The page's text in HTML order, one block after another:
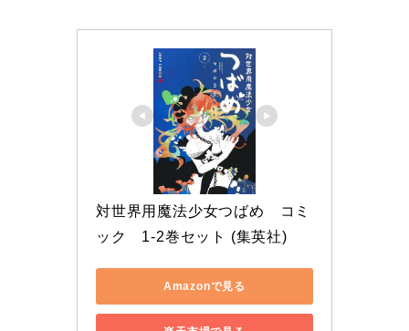
対世界用魔法少女つばめ　コミ
ック　1-2巻セット (集英社)
Amazonで見る